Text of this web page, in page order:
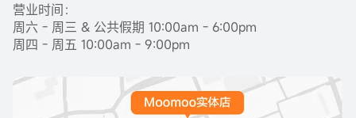
营业时间：
周六 - 周三 & 公共假期 10:00am - 6:00pm
周四 - 周五 10:00am - 9:00pm